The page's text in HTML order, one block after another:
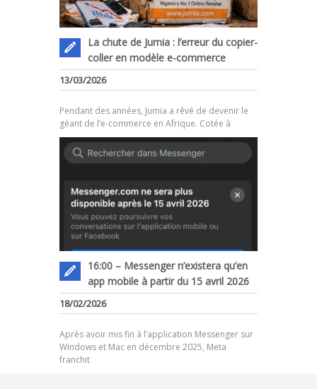
La chute de Jumia : l’erreur du copier-
coller en modèle e-commerce
13/03/2026
Pendant des années, Jumia a rêvé de devenir le
géant de l’e-commerce en Afrique. Cotée à
16:00 – Messenger n’existera qu’en
app mobile à partir du 15 avril 2026
18/02/2026
Après avoir mis fin à l’application Messenger sur
Windows et Mac en décembre 2025, Meta
franchit